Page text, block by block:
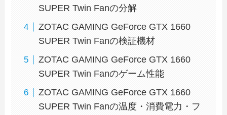
SUPER Twin Fanの分解
ZOTAC GAMING GeForce GTX 1660
SUPER Twin Fanの検証機材
ZOTAC GAMING GeForce GTX 1660
SUPER Twin Fanのゲーム性能
ZOTAC GAMING GeForce GTX 1660
SUPER Twin Fanの温度・消費電力・フ